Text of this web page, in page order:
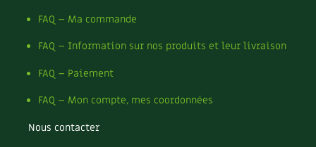
Poireau
Pollinisation
Pollution
Pomme
Potager
Potager en lasagnes
FAQ – Ma commande
FAQ – Information sur nos produits et leur livraison
FAQ – Paiement
FAQ – Mon compte, mes coordonnées
Nous contacter